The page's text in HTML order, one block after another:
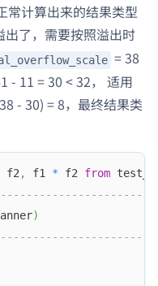
常计算出来的结果类型
了，需要按照溢出时
= 38
- 11 = 30 < 32， 适用
- 30) = 8，最终结果类
f2 , f1 * f2 from
)